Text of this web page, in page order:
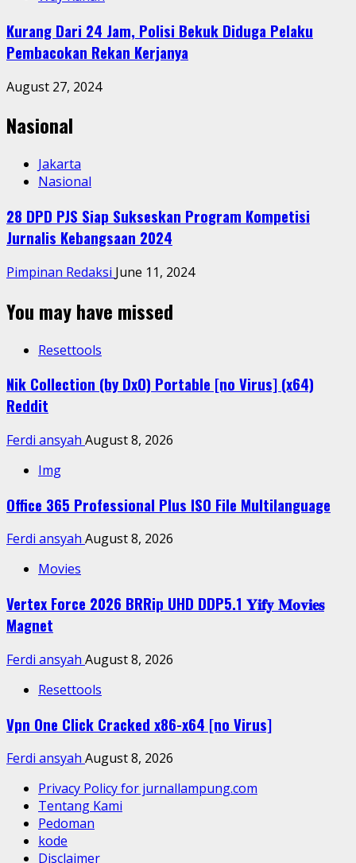
Kurang Dari 24 Jam, Polisi Bekuk Diduga Pelaku
Pembacokan Rekan Kerjanya
August 27, 2024
Nasional
Jakarta
Nasional
28 DPD PJS Siap Sukseskan Program Kompetisi
Jurnalis Kebangsaan 2024
Pimpinan Redaksi June 11, 2024
You may have missed
Resettools
Nik Collection (by DxO) Portable [no Virus] (x64)
Reddit
Ferdi ansyah August 8, 2026
Img
Office 365 Professional Plus ISO File Multilanguage
Ferdi ansyah August 8, 2026
Movies
Vertex Force 2026 BRRip UHD DDP5.1 𝐘𝐢𝐟𝐲 𝐌𝐨𝐯𝐢𝐞𝐬
Magnet
Ferdi ansyah August 8, 2026
Resettools
Vpn One Click Cracked x86-x64 [no Virus]
Ferdi ansyah August 8, 2026
Privacy Policy for jurnallampung.com
Tentang Kami
Pedoman
kode
Disclaimer